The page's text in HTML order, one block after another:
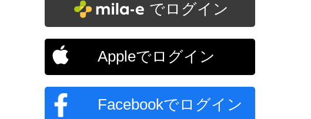
でログイン
Appleでログイン
Facebookでログイン